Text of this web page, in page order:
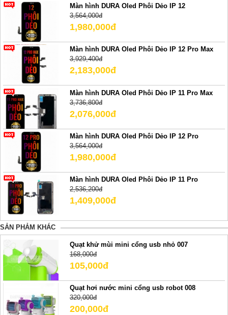
Màn hình DURA Oled Phôi Dẻo IP 12
3,564,000đ
1,980,000đ
Màn hình DURA Oled Phôi Dẻo IP 12 Pro Max
3,929,400đ
2,183,000đ
Màn hình DURA Oled Phôi Dẻo IP 11 Pro Max
3,736,800đ
2,076,000đ
Màn hình DURA Oled Phôi Dẻo IP 12 Pro
3,564,000đ
1,980,000đ
Màn hình DURA Oled Phôi Dẻo IP 11 Pro
2,536,200đ
1,409,000đ
SẢN PHẢM KHÁC
Quạt khử mùi mini cổng usb nhỏ 007
168,000đ
105,000đ
Quạt hơi nước mini cổng usb robot 008
320,000đ
200,000đ